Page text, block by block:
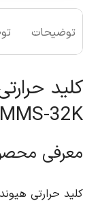
توضیحات
32K
معرفی